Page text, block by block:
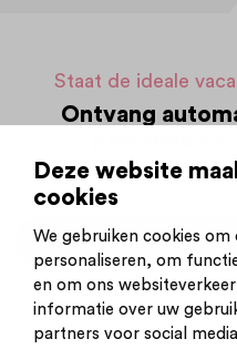
Deze website
cookies
We gebruiken cookies
personaliseren, om
en om ons
informatie over uw
partners voor social
Staat de ideale
Ontvang
Op basis van jouw
Ontvang